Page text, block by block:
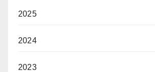
2025
2024
2023